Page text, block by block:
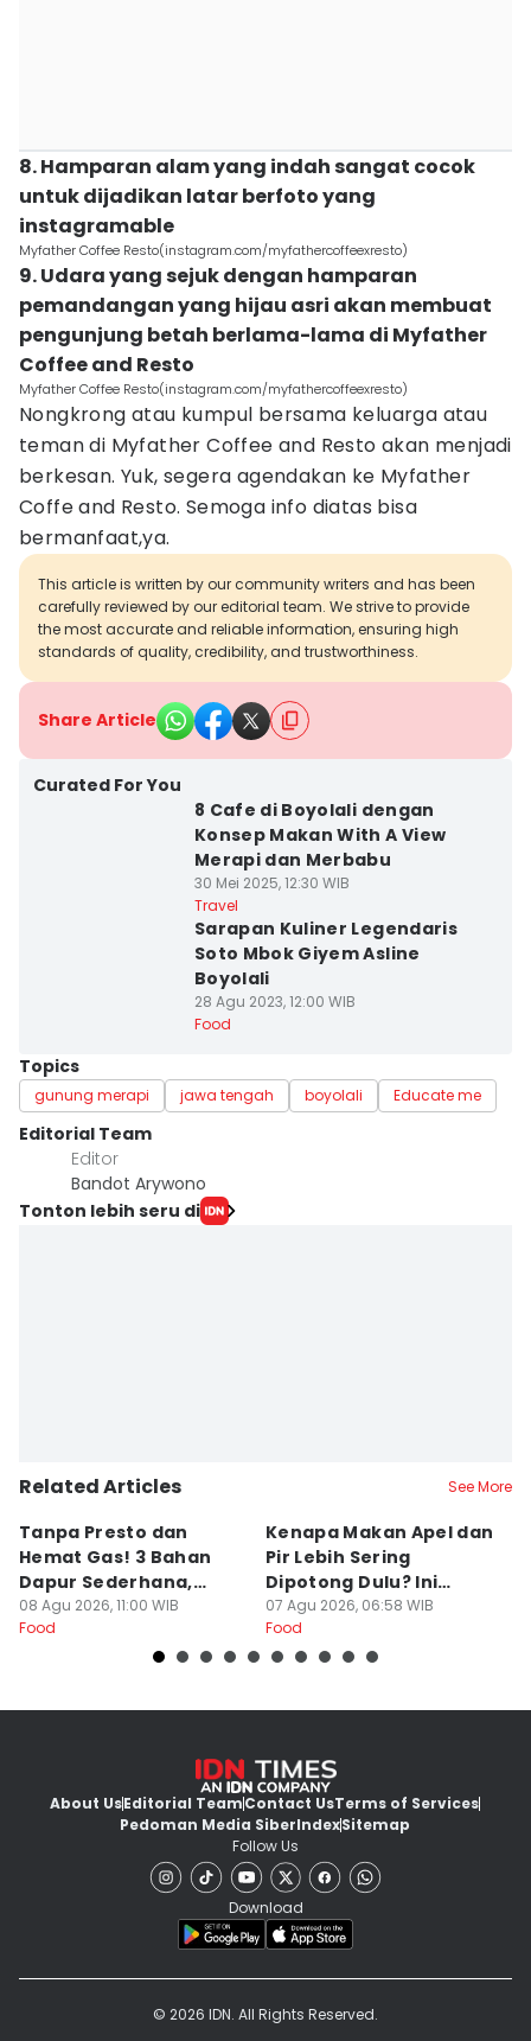
8. Hamparan alam yang indah sangat cocok
untuk dijadikan latar berfoto yang
instagramable
Myfather Coffee Resto(instagram.com/myfathercoffeexresto)
9. Udara yang sejuk dengan hamparan
pemandangan yang hijau asri akan membuat
pengunjung betah berlama-lama di Myfather
Coffee and Resto
Myfather Coffee Resto(instagram.com/myfathercoffeexresto)
Nongkrong atau kumpul bersama keluarga atau
teman di Myfather Coffee and Resto akan menjadi
berkesan. Yuk, segera agendakan ke Myfather
Coffe and Resto. Semoga info diatas bisa
bermanfaat,ya.
This article is written by our community writers and has been
carefully reviewed by our editorial team. We strive to provide
the most accurate and reliable information, ensuring high
standards of quality, credibility, and trustworthiness.
Share Article
Curated For You
8 Cafe di Boyolali dengan
Konsep Makan With A View
Merapi dan Merbabu
30 Mei 2025, 12:30 WIB
Travel
Sarapan Kuliner Legendaris
Soto Mbok Giyem Asline
Boyolali
28 Agu 2023, 12:00 WIB
Food
Topics
gunung merapi jawa tengah boyolali Educate me
Editorial Team
Editor
Bandot Arywono
Tonton lebih seru di
Related Articles See More
Tanpa Presto dan
Hemat Gas! 3 Bahan
Dapur Sederhana,
Daging Sapi Empuk
Dalam 15 Menit
08 Agu 2026, 11:00 WIB
Food
Kenapa Makan Apel dan
Pir Lebih Sering
Dipotong Dulu? Ini
Alasannya
07 Agu 2026, 06:58 WIB
Food
About UsEditorial TeamContact UsTerms of Services
Pedoman Media SiberIndexSitemap
Follow Us
Download
© 2026 IDN. All Rights Reserved.